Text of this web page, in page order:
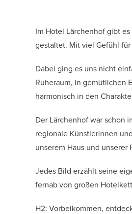
Im Hotel Lärchenhof gibt
gestaltet. Mit viel Gefühl
Dabei ging es uns nicht
Ruheraum, in gemütlichen
harmonisch in den
Der Lärchenhof war schon
regionale Künstlerinnen
unserem Haus und unserer
Jedes Bild erzählt seine
fernab von großen
H2: Vorbeikommen,